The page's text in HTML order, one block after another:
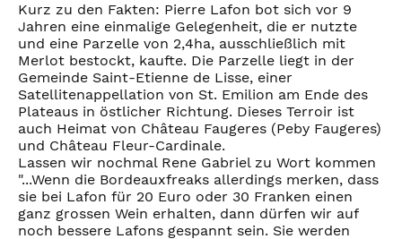
Kurz zu den Fakten: Pierre Lafon bot sich vor 9
Jahren eine einmalige Gelegenheit, die er nutzte
und eine Parzelle von 2,4ha, ausschließlich mit
Merlot bestockt, kaufte. Die Parzelle liegt in der
Gemeinde Saint-Etienne de Lisse, einer
Satellitenappellation von St. Emilion am Ende des
Plateaus in östlicher Richtung. Dieses Terroir ist
auch Heimat von Château Faugeres (Peby Faugeres)
und Château Fleur-Cardinale.
Lassen wir nochmal Rene Gabriel zu Wort kommen
"...Wenn die Bordeauxfreaks allerdings merken, dass
sie bei Lafon für 20 Euro oder 30 Franken einen
ganz grossen Wein erhalten, dann dürfen wir auf
noch bessere Lafons gespannt sein. Sie werden